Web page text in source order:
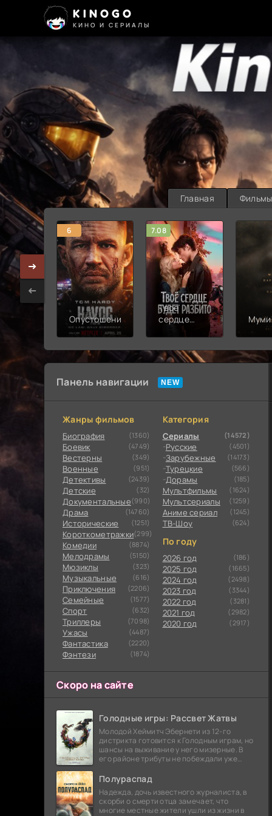
KINOGO
КИНО И СЕРИАЛЫ
Главная Фильмы
6
Опустошение
7.08
Твоё
сердце
Панель навигации
Жанры фильмов
Биография (1360)
Боевик (4749)
Вестерны (349)
Военные (951)
Детективы (2439)
Детские (32)
Документальные(990)
Драма (14760)
Исторические (1251)
Короткометражки(299)
Комедии (8874)
Мелодрамы (5150)
Мюзиклы (323)
Музыкальные (616)
Приключения (2206)
Семейные (1577)
Cпорт (632)
Триллеры (7098)
Ужасы (4487)
Фантастика (2220)
Фэнтези (1874)
Категория
Сериалы (14572)
Русские (4501)
Зарубежные (14173)
Турецкие (566)
Дорамы (185)
Мультфильмы (1624)
Мультсериалы (1259)
Аниме сериал (1245)
ТВ-Шоу (624)
По году
2026 год (186)
2025 год (1665)
2024 год (2498)
2023 год (3344)
2022 год (3281)
2021 год (2982)
2020 год (2917)
Скоро на сайте
Голодные игры: Рассвет Жатвы
Молодой Хеймитч Эбернети из 12-го
дистрикта готовится к Голодным играм, но
шансы на выживание у него мизерные. В
его районе трибуты не побеждали уже
безнадежности.
Полураспад
Надежда, дочь известного журналиста, в
скорби о смерти отца замечает, что
многие местные жители ушли из жизни в